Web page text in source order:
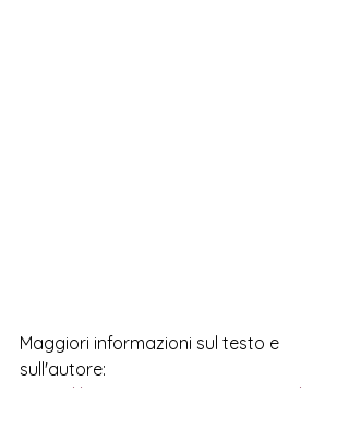
Maggiori informazioni sul testo e
sull'autore: